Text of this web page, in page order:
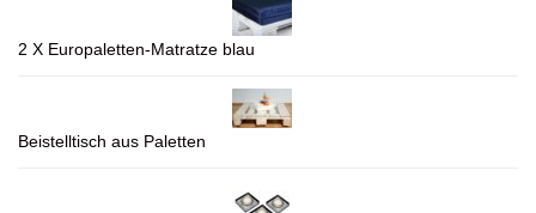
2 X Europaletten-Matratze blau
Beistelltisch aus Paletten